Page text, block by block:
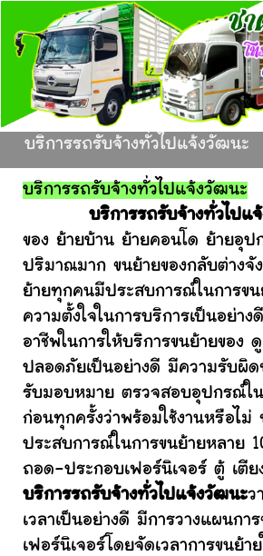
บริการรถรับจ้างทั่วไปแจ้งวัฒนะ
บริการรถรับจ้างทั่วไปแจ้งวัฒนะ
บริการรถรับจ้างทั่วไปแ
ของ ย้ายบ้าน ย้ายคอนโด ย้ายอุป
ปริมาณมาก ขนย้ายของกลับต่างจั
ย้ายทุกคนมีประสบการณ์ในการขน
ความตั้งใจในการบริการเป็นอย่า
อาชีพในการให้บริการขนย้ายของ
ปลอดภัยเป็นอย่างดี มีความรับผิด
รับมอบหมาย ตรวจสอบอุปกรณ์ใน
ก่อนทุกครั้งว่าพร้อมใช้งานหรือไม่
ประสบการณ์ในการขนย้ายหลาย
ถอด-ประกอบเฟอร์นิเจอร์ ตู้ เตีย
บริการรถรับจ้างทั่วไปแจ้งวัฒนะว
เวลาเป็นอย่างดี มีการวางแผนกา
เฟอร์นิเจอร์โดยจัดเวลาการขนย้า